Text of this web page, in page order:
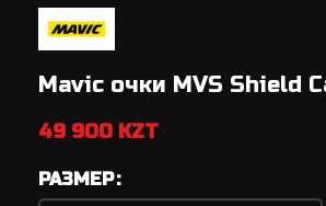
Mavic очки MVS Shield
49 900 KZT
РАЗМЕР